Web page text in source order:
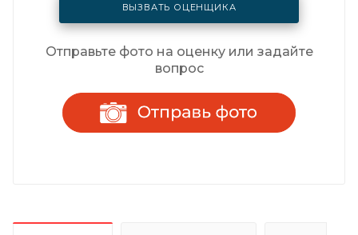
ВЫЗВАТЬ ОЦЕНЩИКА
Отправьте фото на оценку или задайте
вопрос